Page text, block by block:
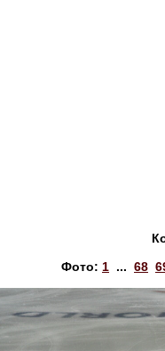
Фото: 1 ... 68